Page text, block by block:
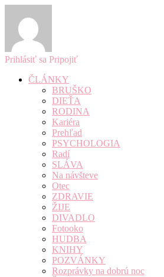
Prihlásiť sa Pripojiť
ČLÁNKY
BRUŠKO
DIEŤA
RODINA
Kariéra
Prehľad
PSYCHOLOGIA
Radí
SLÁVA
Na návšteve
Otec
ZDRAVIE
ŽIJE
DIVADLO
Fotooko
HUDBA
KNIHY
POZVÁNKY
Rozprávky na dobrú noc